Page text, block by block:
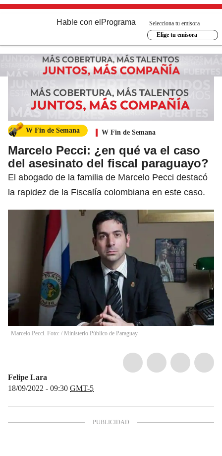
Hable con el Programa
Selecciona tu emisora
Elige tu emisora
W Fin de Semana W Fin de Semana
Marcelo Pecci: ¿en qué va el caso
del asesinato del fiscal paraguayo?
El abogado de la familia de Marcelo Pecci destacó
la rapidez de la Fiscalía colombiana en este caso.
Marcelo Pecci. Foto: / Ministerio Público de Paraguay
Felipe Lara
18/09/2022 - 09:30 GMT-5